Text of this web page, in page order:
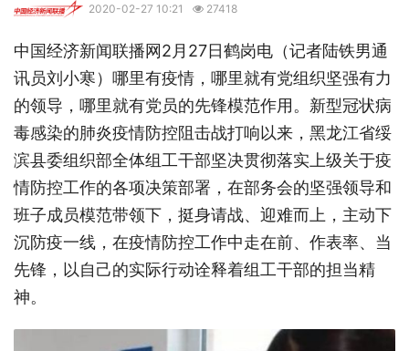
2020-02-27 10:21 27418
中国经济新闻联播网2月27日鹤岗电（记者陆铁男通
讯员刘小寒）哪里有疫情，哪里就有党组织坚强有力
的领导，哪里就有党员的先锋模范作用。新型冠状病
毒感染的肺炎疫情防控阻击战打响以来，黑龙江省绥
滨县委组织部全体组工干部坚决贯彻落实上级关于疫
情防控工作的各项决策部署，在部务会的坚强领导和
班子成员模范带领下，挺身请战、迎难而上，主动下
沉防疫一线，在疫情防控工作中走在前、作表率、当
先锋，以自己的实际行动诠释着组工干部的担当精
神。